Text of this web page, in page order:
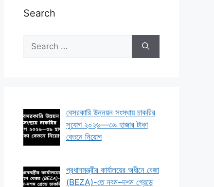
Search
Search
for:
বেসরকারি উন্নয়ন সংস্থায় চাকরির
সুযোগ ২০২৬—৩৯ হাজার টাকা
বেতনে নিয়োগ
প্রধানমন্ত্রীর কার্যালয়ের অধীনে বেজা
(BEZA)-তে নবম–দশম গ্রেডে